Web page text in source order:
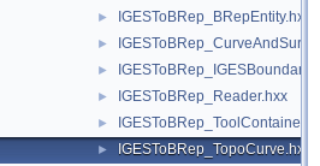
► IGESToBRep_BRepEntity.hxx
►
►
► IGESToBRep_Reader.hxx
►
► IGESToBRep_TopoCurve.hxx